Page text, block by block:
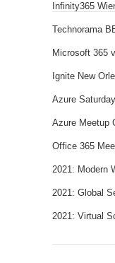
Infinity365
Technorama
Microsoft 365
Ignite New
Azure
Azure Meetup
Office 365
2021: Modern
2021: Global
2021: Virtual